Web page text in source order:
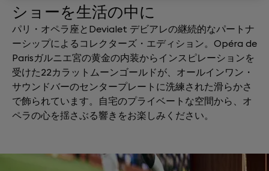
ショーを生活の中に
パリ・オペラ座とDevialet デビアレの継続的なパートナ
ーシップによるコレクターズ・エディション。Opéra de
Parisガルニエ宮の黄金の内装からインスピレーションを
受けた22カラットムーンゴールドが、オールインワン・
サウンドバーのセンタープレートに洗練された滑らかさ
で飾られています。自宅のプライベートな空間から、オ
ペラの心を揺さぶる響きをお楽しみください。